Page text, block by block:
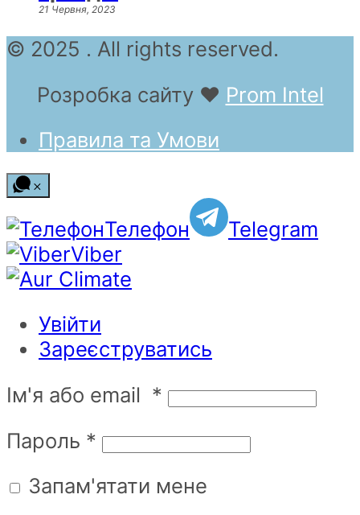
21 Червня, 2023
© 2025 . All rights reserved.
Розробка сайту ❤ Prom Intel
Правила та Умови
Телефон
Telegram
Viber
Увійти
Зареєструватись
Ім'я або email *
Пароль *
Запам'ятати мене